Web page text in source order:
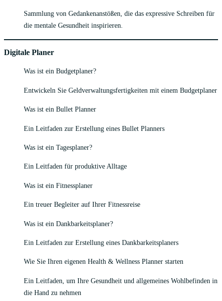
Sammlung von Gedankenanstößen, die das expressive Schreiben für
die mentale Gesundheit inspirieren.
Digitale Planer
Was ist ein Budgetplaner?
Entwickeln Sie Geldverwaltungsfertigkeiten mit einem Budgetplaner
Was ist ein Bullet Planner
Ein Leitfaden zur Erstellung eines Bullet Planners
Was ist ein Tagesplaner?
Ein Leitfaden für produktive Alltage
Was ist ein Fitnessplaner
Ein treuer Begleiter auf Ihrer Fitnessreise
Was ist ein Dankbarkeitsplaner?
Ein Leitfaden zur Erstellung eines Dankbarkeitsplaners
Wie Sie Ihren eigenen Health & Wellness Planner starten
Ein Leitfaden, um Ihre Gesundheit und allgemeines Wohlbefinden in
die Hand zu nehmen